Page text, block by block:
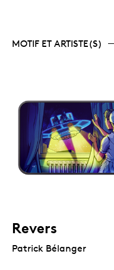
MOTIF ET ARTISTE(S)
Revers
Patrick Bélanger